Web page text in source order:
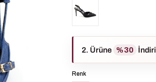
2. Ürüne %30
Renk